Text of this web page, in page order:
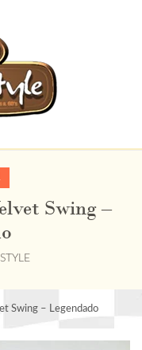
Swing –
Swing – Legendado